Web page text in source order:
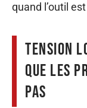
quand l’outil
Tension
que les
pas